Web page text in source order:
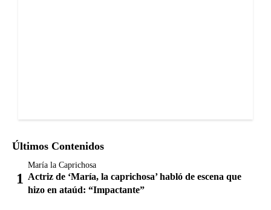
Últimos Contenidos
María la Caprichosa
Actriz de ‘María, la caprichosa’ habló de escena que
hizo en ataúd: “Impactante”